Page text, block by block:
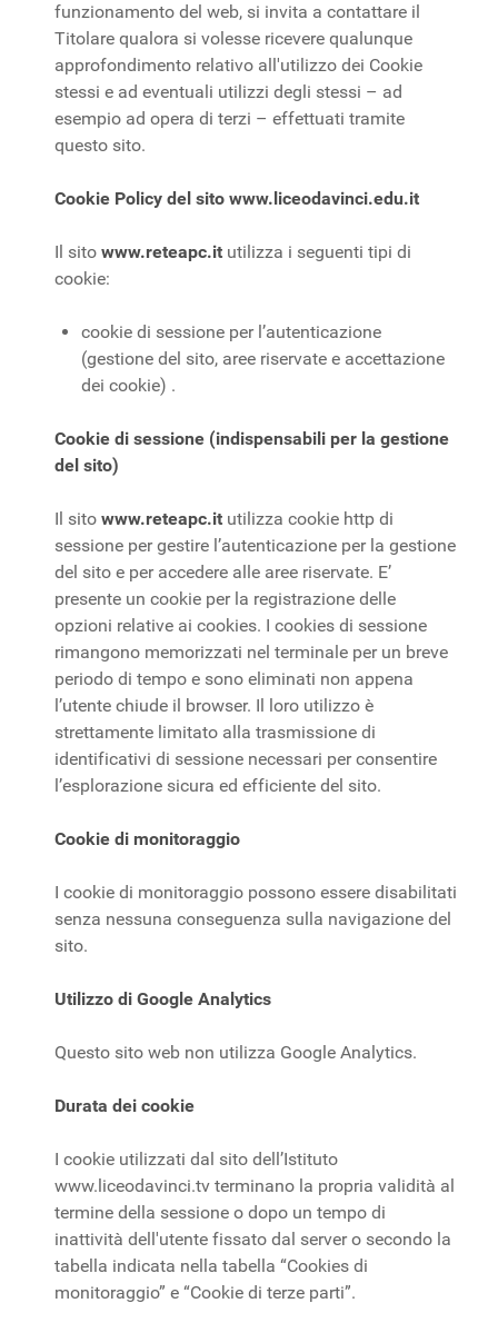
funzionamento del web, si invita a contattare il
Titolare qualora si volesse ricevere qualunque
approfondimento relativo all'utilizzo dei Cookie
stessi e ad eventuali utilizzi degli stessi – ad
esempio ad opera di terzi – effettuati tramite
questo sito.
Cookie Policy del sito www.liceodavinci.edu.it
Il sito www.reteapc.it utilizza i seguenti tipi di
cookie:
cookie di sessione per l’autenticazione
(gestione del sito, aree riservate e accettazione
dei cookie) .
Cookie di sessione (indispensabili per la gestione
del sito)
Il sito www.reteapc.it utilizza cookie http di
sessione per gestire l’autenticazione per la gestione
del sito e per accedere alle aree riservate. E’
presente un cookie per la registrazione delle
opzioni relative ai cookies. I cookies di sessione
rimangono memorizzati nel terminale per un breve
periodo di tempo e sono eliminati non appena
l’utente chiude il browser. Il loro utilizzo è
strettamente limitato alla trasmissione di
identificativi di sessione necessari per consentire
l’esplorazione sicura ed efficiente del sito.
Cookie di monitoraggio
I cookie di monitoraggio possono essere disabilitati
senza nessuna conseguenza sulla navigazione del
sito.
Utilizzo di Google Analytics
Questo sito web non utilizza Google Analytics.
Durata dei cookie
I cookie utilizzati dal sito dell’Istituto
www.liceodavinci.tv terminano la propria validità al
termine della sessione o dopo un tempo di
inattività dell'utente fissato dal server o secondo la
tabella indicata nella tabella “Cookies di
monitoraggio” e “Cookie di terze parti”.